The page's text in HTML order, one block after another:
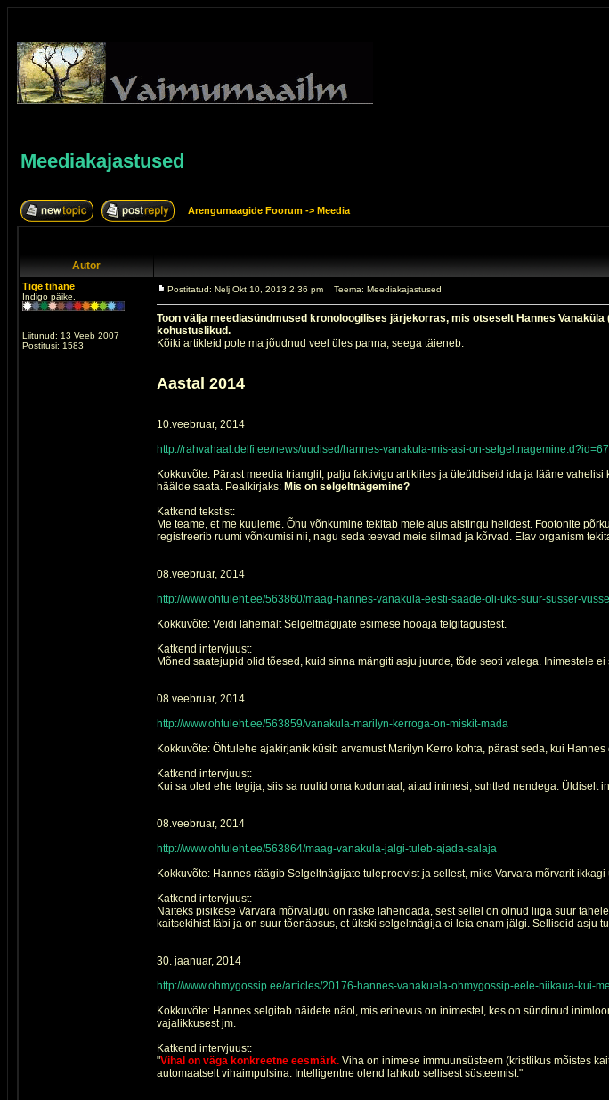
Meediakajastused
Arengumaagide Foorum -> Meedia
Autor
Tige tihane
Indigo päike.
Liitunud: 13 Veeb 2007
Postitusi: 1583
Postitatud: Nelj Okt 10, 2013 2:36 pm Teema: Meediakajastused
Toon välja meediasündmused kronoloogilises järjekorras, mis otseselt Hannes
kohustuslikud.
Kõiki artikleid pole ma jõudnud veel üles panna, seega täieneb.
Aastal 2014
10.veebruar, 2014
http://rahvahaal.delfi.ee/news/uudised/hannes-vanakula-mis-asi-on-
Kokkuvõte: Pärast meedia trianglit, palju faktivigu artiklites ja üleüldiseid ida ja lääne
häälde saata. Pealkirjaks: Mis on selgeltnägemine?
Katkend tekstist:
Me teame, et me kuuleme. Õhu võnkumine tekitab meie ajus aistingu helidest. Footonite
registreerib ruumi võnkumisi nii, nagu seda teevad meie silmad ja kõrvad. Elav organism
08.veebruar, 2014
http://www.ohtuleht.ee/563860/maag-hannes-vanakula-eesti-saade-oli-uks-suur-susser-
Kokkuvõte: Veidi lähemalt Selgeltnägijate esimese hooaja telgitagustest.
Katkend intervjuust:
Mõned saatejupid olid tõesed, kuid sinna mängiti asju juurde, tõde seoti valega. Inimestele
08.veebruar, 2014
http://www.ohtuleht.ee/563859/vanakula-marilyn-kerroga-on-miskit-mada
Kokkuvõte: Õhtulehe ajakirjanik küsib arvamust Marilyn Kerro kohta, pärast seda, kui
Katkend intervjuust:
Kui sa oled ehe tegija, siis sa ruulid oma kodumaal, aitad inimesi, suhtled nendega.
08.veebruar, 2014
http://www.ohtuleht.ee/563864/maag-vanakula-jalgi-tuleb-ajada-salaja
Kokkuvõte: Hannes räägib Selgeltnägijate tuleproovist ja sellest, miks Varvara mõrvarit
Katkend intervjuust:
Näiteks pisikese Varvara mõrvalugu on raske lahendada, sest sellel on olnud liiga suur
kaitsekihist läbi ja on suur tõenäosus, et ükski selgeltnägija ei leia enam jälgi. Selliseid asju
30. jaanuar, 2014
http://www.ohmygossip.ee/articles/20176-hannes-vanakuela-ohmygossip-eele-niikaua-
Kokkuvõte: Hannes selgitab näidete näol, mis erinevus on inimestel, kes on sündinud
vajalikkusest jm.
Katkend intervjuust:
"Vihal on väga konkreetne eesmärk. Viha on inimese immuunsüsteem (kristlikus mõistes
automaatselt vihaimpulsina. Intelligentne olend lahkub sellisest süsteemist."